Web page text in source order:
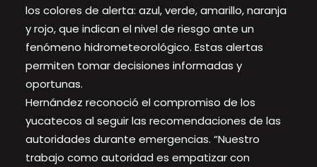
los colores de alerta: azul, verde, amarillo, naranja
y rojo, que indican el nivel de riesgo ante un
fenómeno hidrometeorológico. Estas alertas
permiten tomar decisiones informadas y
oportunas.
Hernández reconoció el compromiso de los
yucatecos al seguir las recomendaciones de las
autoridades durante emergencias. “Nuestro
trabajo como autoridad es empatizar con